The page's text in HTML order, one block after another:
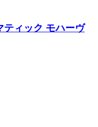
ティック モハーヴ